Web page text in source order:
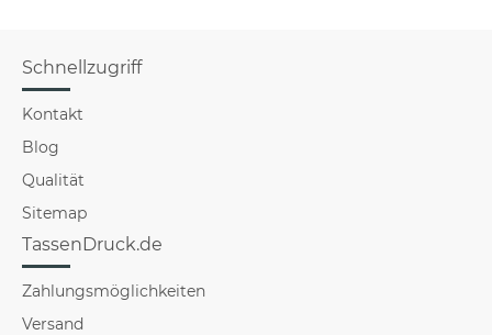
Schnellzugriff
Kontakt
Blog
Qualität
Sitemap
TassenDruck.de
Zahlungsmöglichkeiten
Versand